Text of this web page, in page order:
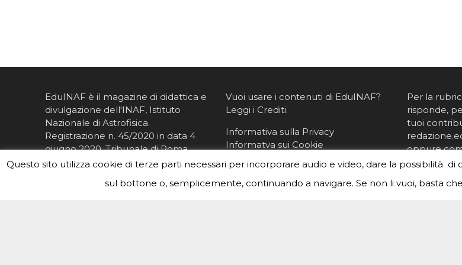
EduINAF è il magazine di didattica e
divulgazione dell'INAF, Istituto
Nazionale di Astrofisica.
Registrazione n. 45/2020 in data 4
giugno 2020, Tribunale di Roma
Direttore responsabile: Livia
Vuoi usare i contenuti di EduINAF?
Leggi i Crediti.
Informativa sulla Privacy
Informatva sui Cookie
Per la
risponde,
tuoi
oppure
Questo sito utilizza cookie di terze parti necessari per incorporare audio e video, dare la possibilità
sul bottone o, semplicemente, continuando a navigare. Se non li vuoi, basta